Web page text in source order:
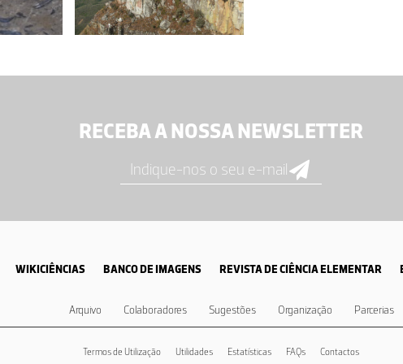
RECEBA A NOSSA NEWSLETTER
WIKICIÊNCIAS BANCO DE IMAGENS REVISTA DE CIÊNCIA ELEMENTAR
Arquivo Colaboradores Sugestões Organização Parcerias
Termos de Utilização Utilidades Estatísticas FAQs Contactos